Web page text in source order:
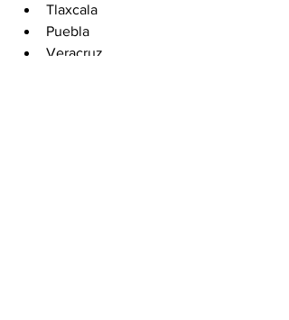
Tlaxcala
Puebla
Veracruz